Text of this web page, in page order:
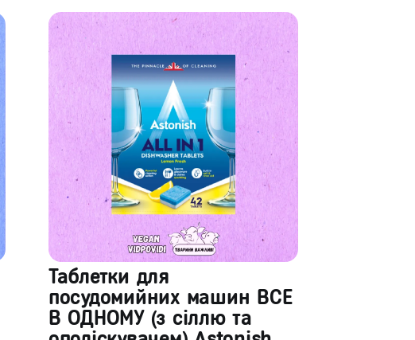
Таблетки для
посудомийних машин ВСЕ
В ОДНОМУ (з сіллю та